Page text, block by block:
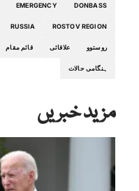
DONBASS
EMERGENCY
ROSTOV REGION
RUSSIA
روستوو علاقائی قائم مقام
ہنگامی حالات
مزید خبریں